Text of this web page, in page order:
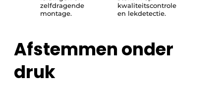
zelfdragende
montage.
kwaliteitscontrole
en lekdetectie.
Afstemmen onder
druk